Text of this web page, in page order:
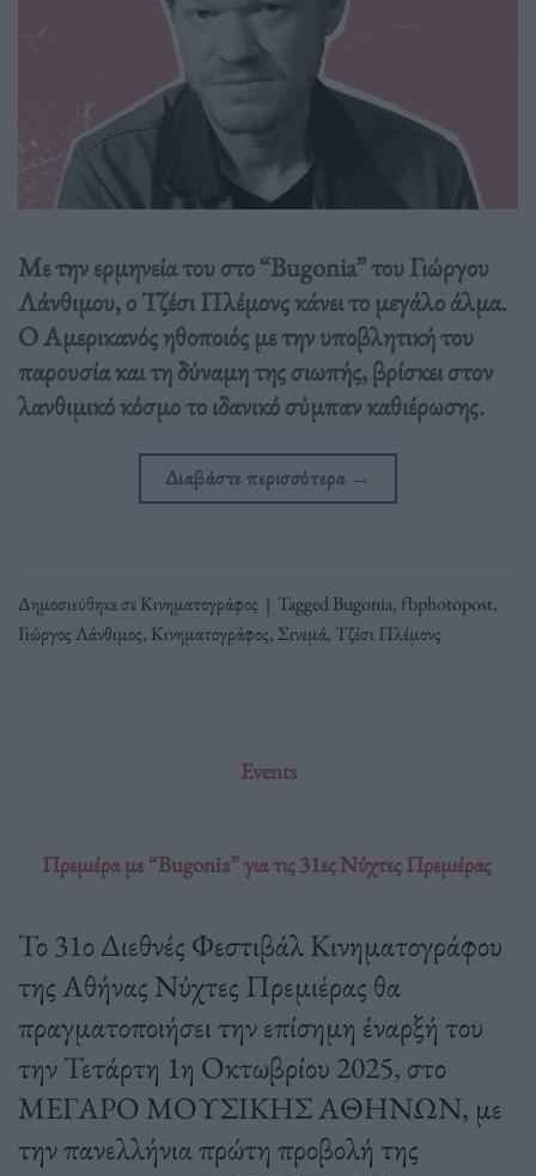
Με την ερμηνεία του στο “Bugonia” του Γιώργου
Λάνθιμου, ο Τζέσι Πλέμονς κάνει το μεγάλο άλμα.
Ο Αμερικανός ηθοποιός με την υποβλητική του
παρουσία και τη δύναμη της σιωπής, βρίσκει στον
λανθιμικό κόσμο το ιδανικό σύμπαν καθιέρωσης.
Διαβάστε περισσότερα →
Δημοσιεύθηκε σεΚινηματογράφος | TaggedBugonia, fbphotopost,
Γιώργος Λάνθιμος, Κινηματογράφος, Σινεμά, Τζέσι Πλέμονς
Events
Πρεμιέρα με “Bugonia” για τις 31ες Νύχτες Πρεμιέρας
Το 31ο Διεθνές Φεστιβάλ Κινηματογράφου
της Αθήνας Νύχτες Πρεμιέρας θα
πραγματοποιήσει την επίσημη έναρξή του
την Τετάρτη 1η Οκτωβρίου 2025, στο
ΜΕΓΑΡΟ ΜΟΥΣΙΚΗΣ ΑΘΗΝΩΝ, με
την πανελλήνια πρώτη προβολή της